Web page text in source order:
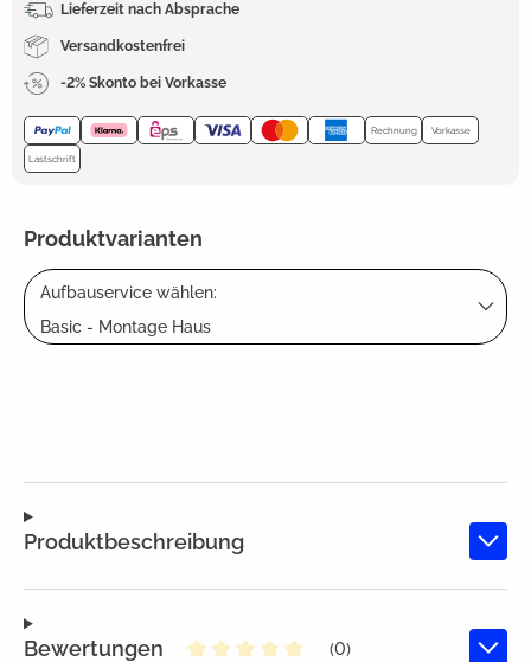
Lieferzeit nach Absprache
Versandkostenfrei
-2% Skonto bei Vorkasse
Rechnung Vorkasse
Lastschrift
Produktvarianten
Aufbauservice wählen:
Basic - Montage Haus
Produktbeschreibung
Bewertungen
(0)